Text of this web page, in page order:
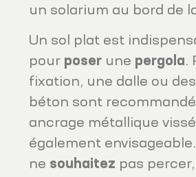
un solarium au bord de
Un sol plat est
pour poser une pergola.
fixation, une dalle ou
béton sont
ancrage métallique
également
ne souhaitez pas